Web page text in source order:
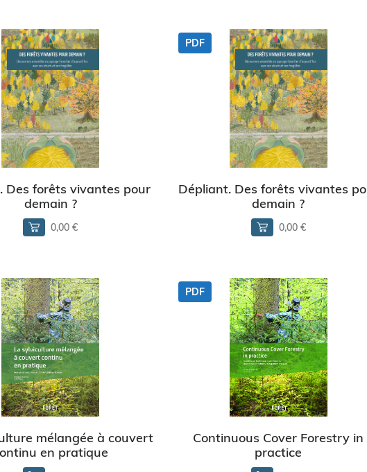
Des forêts vivantes pour
demain ?
0,00 €
PDF
Dépliant. Des forêts vivantes
demain ?
0,00 €
mélangée à couvert
en pratique
PDF
Continuous Cover Forestry in
practice